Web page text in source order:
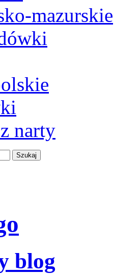
mazurskie
narty
blog